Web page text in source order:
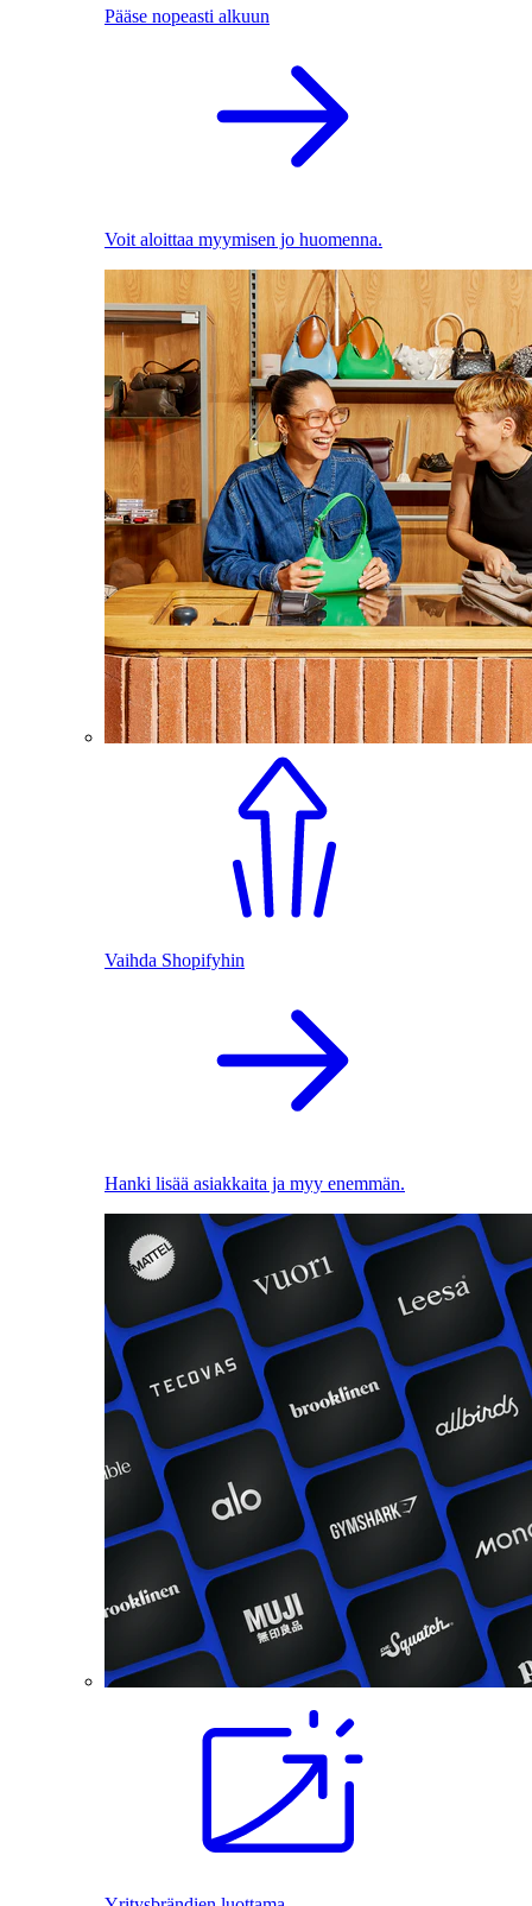
Pääse nopeasti alkuun
Voit aloittaa myymisen jo huomenna.
Vaihda Shopifyhin
Hanki lisää asiakkaita ja myy enemmän.